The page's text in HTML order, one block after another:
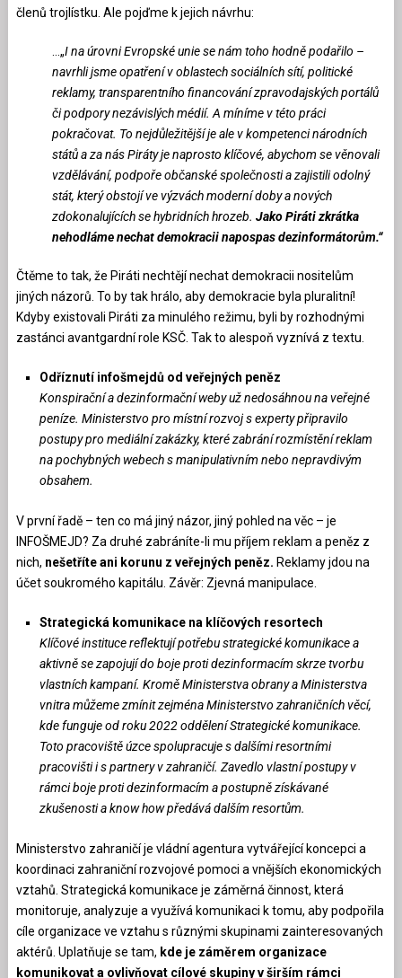
členů trojlístku. Ale pojďme k jejich návrhu:
…„I na úrovni Evropské unie se nám toho hodně podařilo –
navrhli jsme opatření v oblastech sociálních sítí, politické
reklamy, transparentního financování zpravodajských portálů
či podpory nezávislých médií. A míníme v této práci
pokračovat. To nejdůležitější je ale v kompetenci národních
států a za nás Piráty je naprosto klíčové, abychom se věnovali
vzdělávání, podpoře občanské společnosti a zajistili odolný
stát, který obstojí ve výzvách moderní doby a nových
zdokonalujících se hybridních hrozeb. Jako Piráti zkrátka
nehodláme nechat demokracii napospas dezinformátorům.“
Čtěme to tak, že Piráti nechtějí nechat demokracii nositelům
jiných názorů. To by tak hrálo, aby demokracie byla pluralitní!
Kdyby existovali Piráti za minulého režimu, byli by rozhodnými
zastánci avantgardní role KSČ. Tak to alespoň vyznívá z textu.
Odříznutí infošmejdů od veřejných peněz
Konspirační a dezinformační weby už nedosáhnou na veřejné
peníze. Ministerstvo pro místní rozvoj s experty připravilo
postupy pro mediální zakázky, které zabrání rozmístění reklam
na pochybných webech s manipulativním nebo nepravdivým
obsahem.
V první řadě – ten co má jiný názor, jiný pohled na věc – je
INFOŠMEJD? Za druhé zabráníte-li mu příjem reklam a peněz z
nich, nešetříte ani korunu z veřejných peněz. Reklamy jdou na
účet soukromého kapitálu. Závěr: Zjevná manipulace.
Strategická komunikace na klíčových resortech
Klíčové instituce reflektují potřebu strategické komunikace a
aktivně se zapojují do boje proti dezinformacím skrze tvorbu
vlastních kampaní. Kromě Ministerstva obrany a Ministerstva
vnitra můžeme zmínit zejména Ministerstvo zahraničních věcí,
kde funguje od roku 2022 oddělení Strategické komunikace.
Toto pracoviště úzce spolupracuje s dalšími resortními
pracovišti i s partnery v zahraničí. Zavedlo vlastní postupy v
rámci boje proti dezinformacím a postupně získávané
zkušenosti a know how předává dalším resortům.
Ministerstvo zahraničí je vládní agentura vytvářející koncepci a
koordinaci zahraniční rozvojové pomoci a vnějších ekonomických
vztahů. Strategická komunikace je záměrná činnost, která
monitoruje, analyzuje a využívá komunikaci k tomu, aby podpořila
cíle organizace ve vztahu s různými skupinami zainteresovaných
aktérů. Uplatňuje se tam, kde je záměrem organizace
komunikovat a ovlivňovat cílové skupiny v širším rámci